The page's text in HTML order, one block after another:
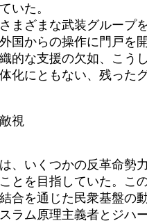
いた。
まざまな武装グループ
国からの操作に門戸を
的な支援の欠如、こう
化にともない、残った
視
、いくつかの反革命勢
とを目指していた。こ
合を通じた民衆基盤の
ラム原理主義者とジハ